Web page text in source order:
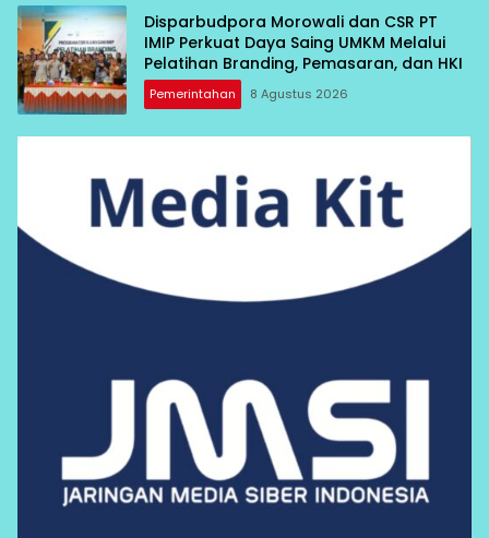
Disparbudpora Morowali dan CSR PT
IMIP Perkuat Daya Saing UMKM Melalui
Pelatihan Branding, Pemasaran, dan HKI
Pemerintahan 8 Agustus 2026